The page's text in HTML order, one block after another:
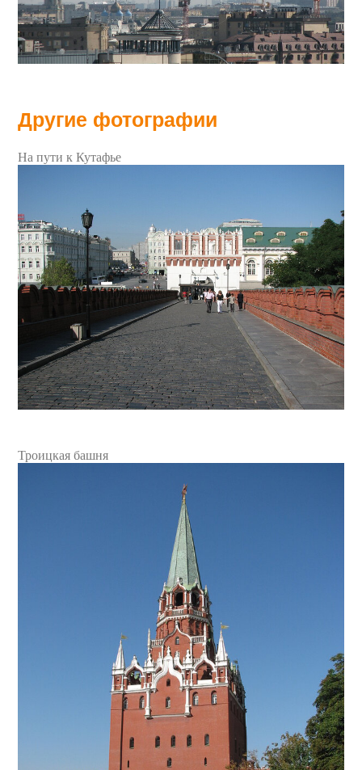
Другие фотографии
На пути к Кутафье
Троицкая башня